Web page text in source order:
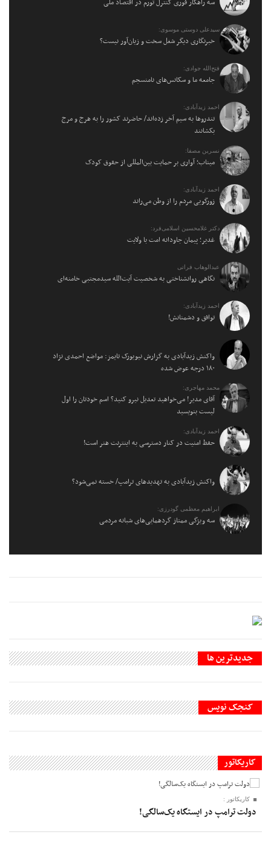
سه راهکار فوری کنترل تورم در اقتصاد ملی
سیدعلی دوستی موسوی:
خبرنگاری دیگر شغل سخت و زیان‌آور نیست؟
فتح‌الله جوادی:
جامعه ما و سکانس‌های نامنسجم
احمد زیدآبادی:
تندروها به سیم آخر زده‌اند/ حاضرند کشور را به هرج و مرج
بکشانند
نسرین مصفا:
میناب؛ آواری بر حمایت بین‌المللی از حقوق کودک
احمد زیدآبادی:
زورگویی مردم را از وطن می‌راند
دکتر غلامحسین اسلامی‌فرد:
غدیر؛ پیمان جاودانه امت با ولایت
عبدالوهاب فراتی
نگاهی روانشناختی به شخصیت آیت‌الله سیدمجتبی خامنه‌ای
احمد زیدآبادی:
توافق و دشمنانش!
واکنش زیدآبادی به گزارش نیویورک تایمز: مواضع احمدی نژاد
۱۸۰ درجه عوض شده
محمد مهاجری:
آقای مدیر! می‌خواهید تعدیل نیرو کنید؟ اسم خودتان را اول
لیست بنویسید
احمد زیدآبادی:
حفظ امنیت در کنار دسترسی به اینترنت هنر است!
واکنش زیدآبادی به تهدیدهای ترامپ/ خسته نمی‌شود؟
ابراهیم معظمی گودرزی:
سه ویژگی ممتاز گردهمایی‌های شبانه مردمی
جديدترين ها
کنجک نویس
کاریکاتور
کاریکاتور :
دولت ترامپ در ایستگاه یک‌سالگی!